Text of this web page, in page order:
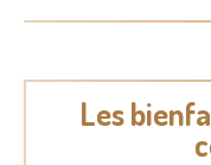
Les